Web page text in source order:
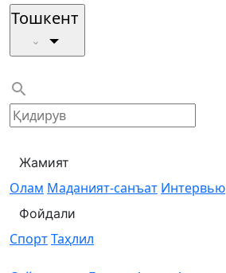
Тошкент
Жамият
Олам Маданият-санъат Интервью
Фойдали
СпортТаҳлил